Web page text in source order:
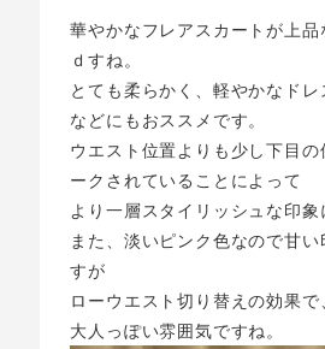
華やかなフレアスカートが上
ｄすね。
とても柔らかく、軽やかなド
などにもおススメです。
ウエスト位置よりも少し下目
ークされていることによって
より一層スタイリッシュな印象
また、淡いピンク色なので甘
すが
ローウエスト切り替えの効果
大人っぽい雰囲気ですね。